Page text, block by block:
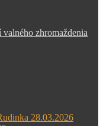
zhromaždenia
28.03.2026